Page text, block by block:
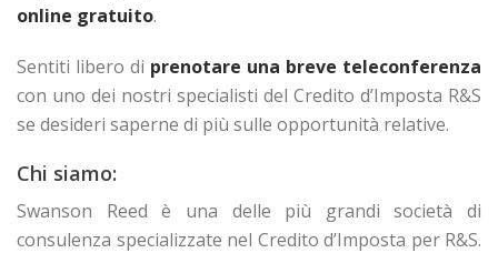
online gratuito.
Sentiti libero di prenotare una breve teleconferenza
con uno dei nostri specialisti del Credito d’Imposta R&S
se desideri saperne di più sulle opportunità relative.
Chi siamo:
Swanson Reed è una delle più grandi società di
consulenza specializzate nel Credito d’Imposta per R&S.